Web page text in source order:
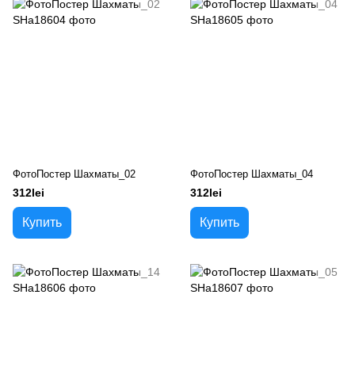
ФотоПостер Шахматы_02
312lei
Купить
ФотоПостер Шахматы_04
312lei
Купить